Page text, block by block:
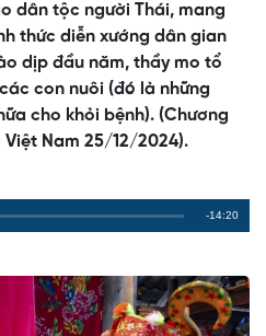
dân tộc người Thái, mang
thức diễn xướng dân gian
dịp đầu năm, thầy mo tổ
con nuôi (đó là những
cho khỏi bệnh). (Chương
Nam 25/12/2024).
Remaining
-14:20